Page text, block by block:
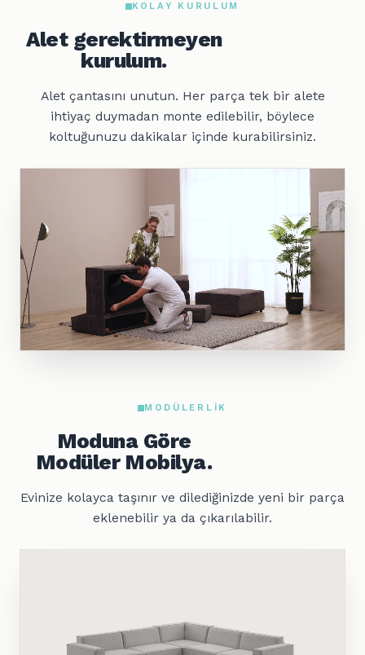
KOLAY KURULUM
Alet gerektirmeyen
kurulum.
Alet çantasını unutun. Her parça tek bir alete
ihtiyaç duymadan monte edilebilir, böylece
koltuğunuzu dakikalar içinde kurabilirsiniz.
MODÜLERLIK
Moduna Göre
Modüler Mobilya.
Evinize kolayca taşınır ve dilediğinizde yeni bir parça
eklenebilir ya da çıkarılabilir.